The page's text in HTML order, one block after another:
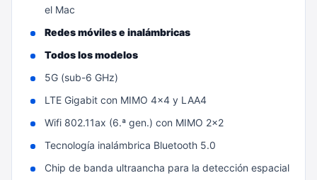
el Mac
Redes móviles e inalámbricas
Todos los modelos
5G (sub-6 GHz)
LTE Gigabit con MIMO 4x4 y LAA4
Wifi 802.11ax (6.ª gen.) con MIMO 2x2
Tecnología inalámbrica Bluetooth 5.0
Chip de banda ultraancha para la detección espacial